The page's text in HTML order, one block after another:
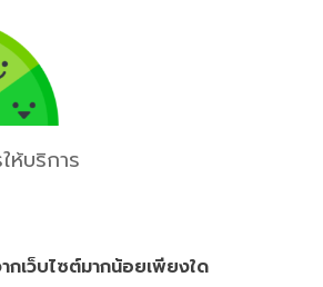
ห้บริการ
เว็บไซต์มากน้อยเพียงใด